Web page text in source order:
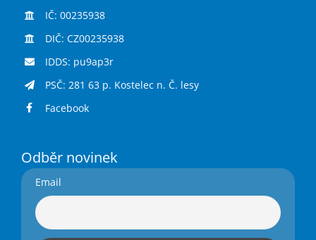
IČ: 00235938
DIČ: CZ00235938
IDDS: pu9ap3r
PSČ: 281 63 p. Kostelec n. Č. lesy
Facebook
Odběr novinek
Email